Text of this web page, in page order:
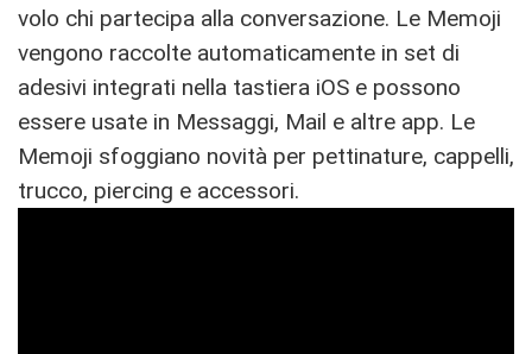
volo chi partecipa alla conversazione. Le Memoji
vengono raccolte automaticamente in set di
adesivi integrati nella tastiera iOS e possono
essere usate in Messaggi, Mail e altre app. Le
Memoji sfoggiano novità per pettinature, cappelli,
trucco, piercing e accessori.